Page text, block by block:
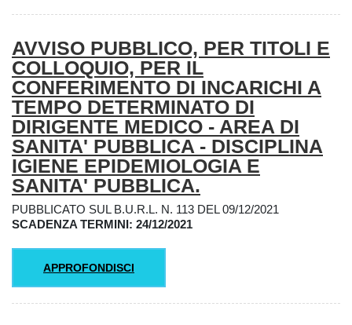
AVVISO PUBBLICO, PER TITOLI E
COLLOQUIO, PER IL
CONFERIMENTO DI INCARICHI A
TEMPO DETERMINATO DI
DIRIGENTE MEDICO - AREA DI
SANITA' PUBBLICA - DISCIPLINA
IGIENE EPIDEMIOLOGIA E
SANITA' PUBBLICA.
PUBBLICATO SUL B.U.R.L. N. 113 DEL 09/12/2021
SCADENZA TERMINI: 24/12/2021
APPROFONDISCI